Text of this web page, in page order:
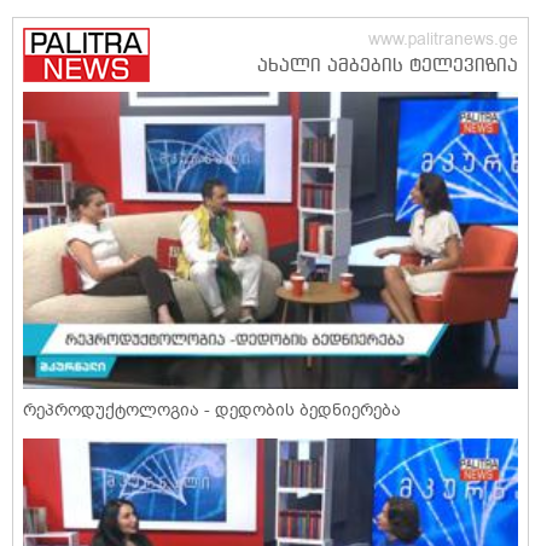
რეპროდუქტოლოგია - დედობის ბედნიერება